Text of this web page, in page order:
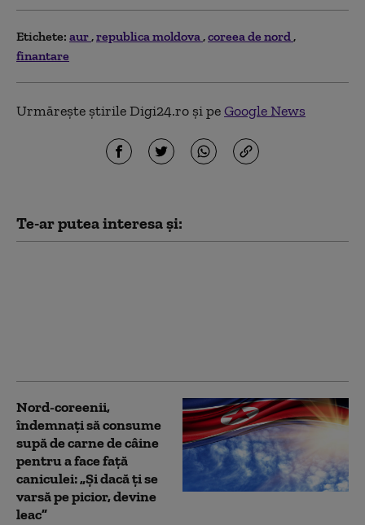
Etichete: aur republica moldova coreea de nord
finantare
Urmărește știrile Digi24.ro și peGoogle News
Te-ar putea interesa și:
Nord-coreenii,
îndemnaţi să consume
supă de carne de câine
pentru a face față
caniculei: „Și dacă ţi se
varsă pe picior, devine
leac”